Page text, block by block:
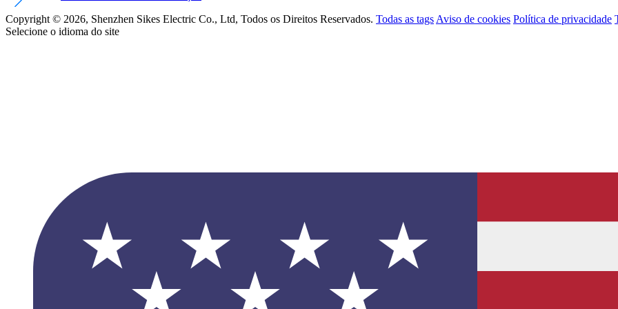
Copyright © 2026, Shenzhen Sikes Electric Co., Ltd, Todos os Direitos Reservados. Todas as tags Aviso de cookies Política de privacidade
Selecione o idioma do site